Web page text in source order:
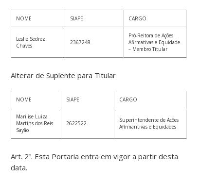
NOME SIAPE CARGO
Leslie Sedrez
Chaves
2367248
Pró-Reitora de Ações
Afirmativas e Equidade
– Membro Titular
Alterar de Suplente para Titular
NOME SIAPE CARGO
Marilise Luiza
Martins dos Reis
Sayão
2622522
Superintendente de Ações
Afirmantivas e Equidades
Art. 2º. Esta Portaria entra em vigor a partir desta
data.